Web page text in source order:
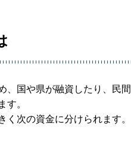
、国や県が融資したり、民
す。
く次の資金に分けられます